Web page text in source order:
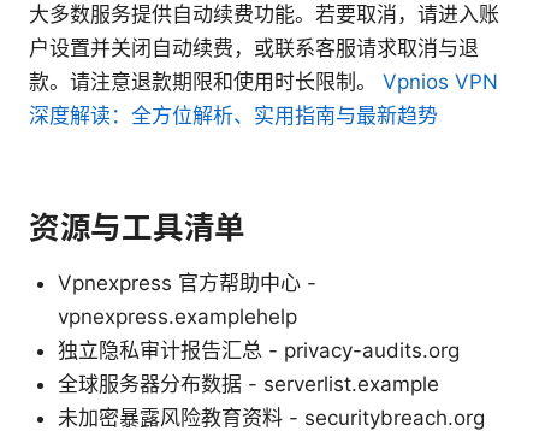
大多数服务提供自动续费功能。若要取消，请进入账
户设置并关闭自动续费，或联系客服请求取消与退
款。请注意退款期限和使用时长限制。 Vpnios VPN
深度解读：全方位解析、实用指南与最新趋势
资源与工具清单
Vpnexpress 官方帮助中心 -
vpnexpress.examplehelp
独立隐私审计报告汇总 - privacy-audits.org
全球服务器分布数据 - serverlist.example
未加密暴露风险教育资料 - securitybreach.org